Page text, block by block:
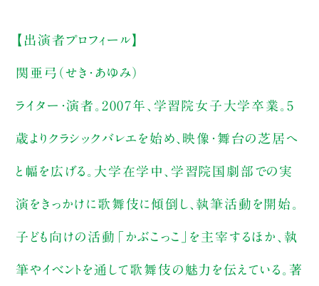
【出演者プロフィール】
関亜弓（せき・あゆみ）
ライター・演者。2007年、学習院女子大学卒業。5
歳よりクラシックバレエを始め、映像・舞台の芝居へ
と幅を広げる。大学在学中、学習院国劇部での実
演をきっかけに歌舞伎に傾倒し、執筆活動を開始。
子ども向けの活動「かぶこっこ」を主宰するほか、執
筆やイベントを通して歌舞伎の魅力を伝えている。著